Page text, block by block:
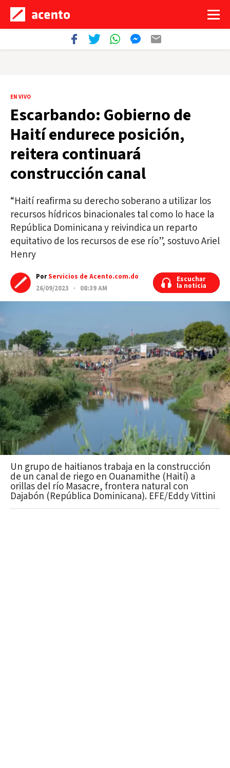
EN VIVO
Escarbando: Gobierno de
Haití endurece posición,
reitera continuará
construcción canal
“Haití reafirma su derecho soberano a utilizar los
recursos hídricos binacionales tal como lo hace la
República Dominicana y reivindica un reparto
equitativo de los recursos de ese río”, sostuvo Ariel
Henry
PorServicios de Acento.com.do
26/09/2023 · 08:39 AM
Escuchar
la noticia
Escuchar
la noticia
Un grupo de haitianos trabaja en la construcción
de un canal de riego en Ouanamithe (Haití) a
orillas del río Masacre, frontera natural con
Dajabón (República Dominicana). EFE/Eddy Vittini